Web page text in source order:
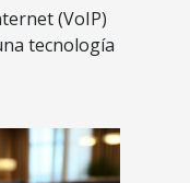
(VoIP)
tecnología